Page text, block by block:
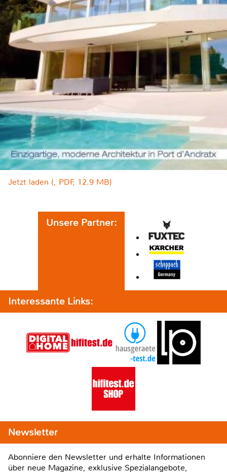
Jetzt laden (, PDF, 12.9 MB)
Unsere Partner:
Interessante Links:
Newsletter
Abonniere den Newsletter und erhalte Informationen
über neue Magazine, exklusive Spezialangebote,